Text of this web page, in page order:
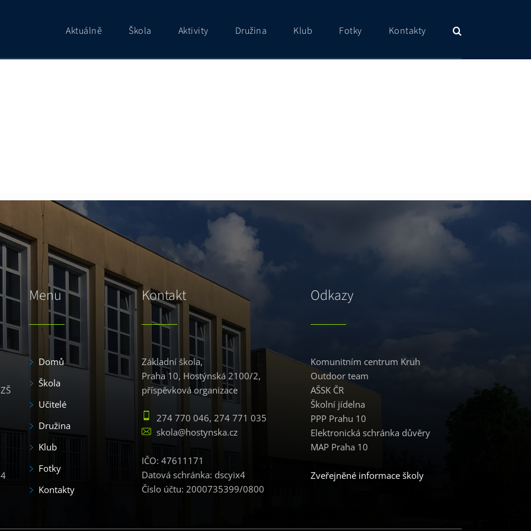
Aktuálně Škola Aktivity Družina Klub Fotky Kontakty
Menu
Domů
Škola
Učitelé
Družina
Klub
Fotky
Kontakty
Kontakt
Základní škola,
Praha 10, Hostýnská 2100/2,
příspěvková organizace
274 770 046, 274 771 035
skola@hostynska.cz
IČO: 47611171
Datová schránka: dscyix4
Číslo účtu: 2000735399/0800
Odkazy
Komunitním centrum Kruh
Outdoor team
AŠSK ČR
Školní jídelna
PPP Prahu 10
Elektronická schránka důvěry
MAP Praha 10
Zveřejněné informace školy